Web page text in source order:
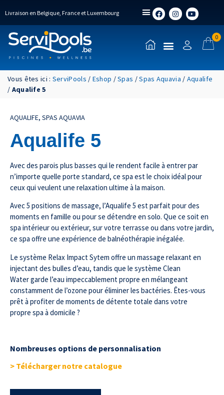
Livraison en Belgique, France et Luxembourg
0
Vous êtes ici : ServiPools / Eshop /Spas /Spas Aquavia / Aqualife
/ Aqualife 5
AQUALIFE, SPAS AQUAVIA
Aqualife 5
Avec des parois plus basses qui le rendent facile à entrer par
n’importe quelle porte standard, ce spa est le choix idéal pour
ceux qui veulent une relaxation ultime à la maison.
Avec 5 positions de massage, l’Aqualife 5 est parfait pour des
moments en famille ou pour se détendre en solo. Que ce soit en
spa intérieur ou extérieur, sur votre terrasse ou dans votre jardin,
ce spa offre une expérience de balnéothérapie inégalée.
Le système Relax Impact Sytem offre un massage relaxant en
injectant des bulles d’eau, tandis que le système Clean
Water garde l’eau impeccablement propre en mélangeant
constamment de l’ozone pour éliminer les bactéries. Êtes-vous
prêt à profiter de moments de détente totale dans votre
propre spa à domicile ?
Nombreuses options de personnalisation
> Télécharger notre catalogue